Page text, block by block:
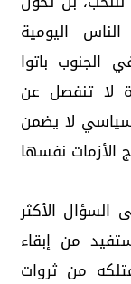
اليومية
الجنوب باتوا
لا تنفصل عن
سياسي لا يضمن
الأزمات نفسها
الأكثر
من إبقاء
من ثروات